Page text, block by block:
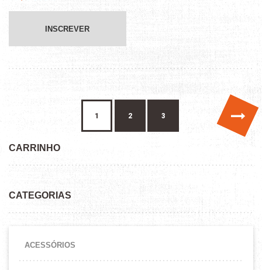
INSCREVER
1 2 3 →
CARRINHO
CATEGORIAS
ACESSÓRIOS